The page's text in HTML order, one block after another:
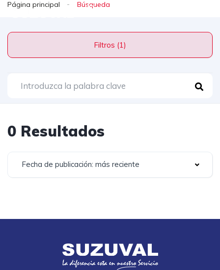
Página principal
Filtros (1)
0 Resultados
Fecha de publicación: más reciente